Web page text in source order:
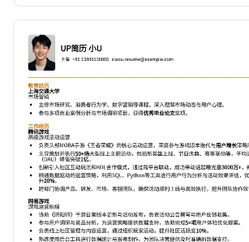
非常适合希望通过简历设计弥补学历背景，